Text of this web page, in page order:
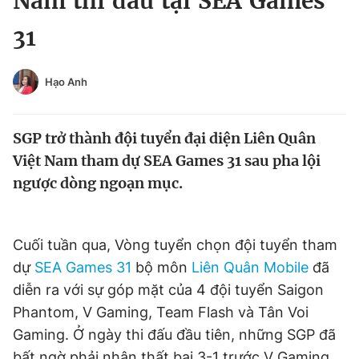
Video Magazine
Tiện ích Bạn cần biết
Thông tin tòa soạn Liên hệ quảng cáo
Đăng xuất
31
Hạo Anh
SGP trở thành đội tuyển đại diện Liên Quân
Việt Nam tham dự SEA Games 31 sau pha lội
ngược dòng ngoạn mục.
Cuối tuần qua, Vòng tuyển chọn đội tuyển tham
dự SEA Games 31 bộ môn Liên Quân Mobile đã
diễn ra với sự góp mặt của 4 đội tuyển Saigon
Phantom, V Gaming, Team Flash và Tân Voi
Gaming. Ở ngày thi đấu đầu tiên, những SGP đã